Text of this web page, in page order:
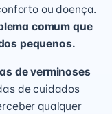
ou doença.
comum que
pequenos.
de verminoses
de cuidados
qualquer